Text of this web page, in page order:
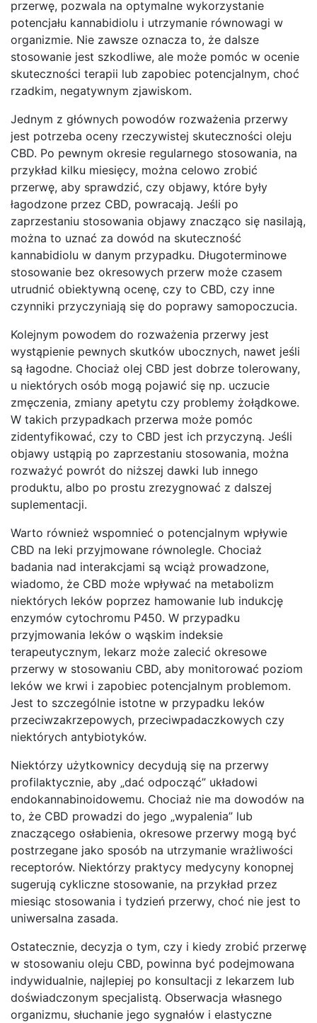
przerwę, pozwala na optymalne wykorzystanie
potencjału kannabidiolu i utrzymanie równowagi w
organizmie. Nie zawsze oznacza to, że dalsze
stosowanie jest szkodliwe, ale może pomóc w ocenie
skuteczności terapii lub zapobiec potencjalnym, choć
rzadkim, negatywnym zjawiskom.
Jednym z głównych powodów rozważenia przerwy
jest potrzeba oceny rzeczywistej skuteczności oleju
CBD. Po pewnym okresie regularnego stosowania, na
przykład kilku miesięcy, można celowo zrobić
przerwę, aby sprawdzić, czy objawy, które były
łagodzone przez CBD, powracają. Jeśli po
zaprzestaniu stosowania objawy znacząco się nasilają,
można to uznać za dowód na skuteczność
kannabidiolu w danym przypadku. Długoterminowe
stosowanie bez okresowych przerw może czasem
utrudnić obiektywną ocenę, czy to CBD, czy inne
czynniki przyczyniają się do poprawy samopoczucia.
Kolejnym powodem do rozważenia przerwy jest
wystąpienie pewnych skutków ubocznych, nawet jeśli
są łagodne. Chociaż olej CBD jest dobrze tolerowany,
u niektórych osób mogą pojawić się np. uczucie
zmęczenia, zmiany apetytu czy problemy żołądkowe.
W takich przypadkach przerwa może pomóc
zidentyfikować, czy to CBD jest ich przyczyną. Jeśli
objawy ustąpią po zaprzestaniu stosowania, można
rozważyć powrót do niższej dawki lub innego
produktu, albo po prostu zrezygnować z dalszej
suplementacji.
Warto również wspomnieć o potencjalnym wpływie
CBD na leki przyjmowane równolegle. Chociaż
badania nad interakcjami są wciąż prowadzone,
wiadomo, że CBD może wpływać na metabolizm
niektórych leków poprzez hamowanie lub indukcję
enzymów cytochromu P450. W przypadku
przyjmowania leków o wąskim indeksie
terapeutycznym, lekarz może zalecić okresowe
przerwy w stosowaniu CBD, aby monitorować poziom
leków we krwi i zapobiec potencjalnym problemom.
Jest to szczególnie istotne w przypadku leków
przeciwzakrzepowych, przeciwpadaczkowych czy
niektórych antybiotyków.
Niektórzy użytkownicy decydują się na przerwy
profilaktycznie, aby „dać odpocząć” układowi
endokannabinoidowemu. Chociaż nie ma dowodów na
to, że CBD prowadzi do jego „wypalenia” lub
znaczącego osłabienia, okresowe przerwy mogą być
postrzegane jako sposób na utrzymanie wrażliwości
receptorów. Niektórzy praktycy medycyny konopnej
sugerują cykliczne stosowanie, na przykład przez
miesiąc stosowania i tydzień przerwy, choć nie jest to
uniwersalna zasada.
Ostatecznie, decyzja o tym, czy i kiedy zrobić przerwę
w stosowaniu oleju CBD, powinna być podejmowana
indywidualnie, najlepiej po konsultacji z lekarzem lub
doświadczonym specjalistą. Obserwacja własnego
organizmu, słuchanie jego sygnałów i elastyczne